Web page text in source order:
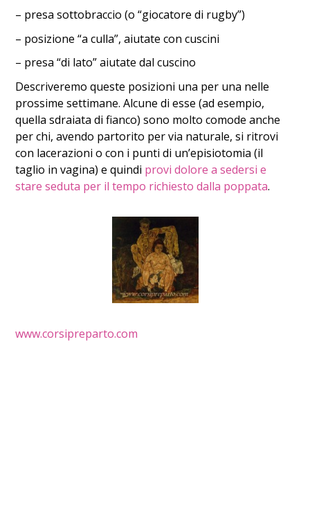
– presa sottobraccio (o “giocatore di rugby”)
– posizione “a culla”, aiutate con cuscini
– presa “di lato” aiutate dal cuscino
Descriveremo queste posizioni una per una nelle
prossime settimane. Alcune di esse (ad esempio,
quella sdraiata di fianco) sono molto comode anche
per chi, avendo partorito per via naturale, si ritrovi
con lacerazioni o con i punti di un’episiotomia (il
taglio in vagina) e quindi provi dolore a sedersi e
stare seduta per il tempo richiesto dalla poppata.
www.corsipreparto.com